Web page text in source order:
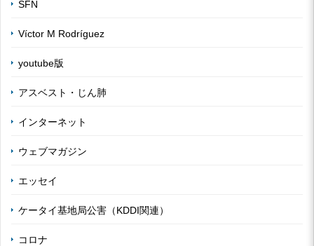
SFN
Víctor M Rodríguez
youtube版
アスベスト・じん肺
インターネット
ウェブマガジン
エッセイ
ケータイ基地局公害（KDDI関連）
コロナ